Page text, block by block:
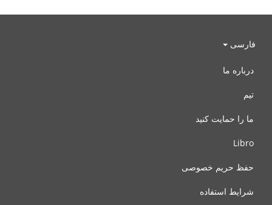
فارسی
درباره ما
تیم
ما را حمایت کنید
Libro
حفظ حریم خصوصی
شرایط استفاده